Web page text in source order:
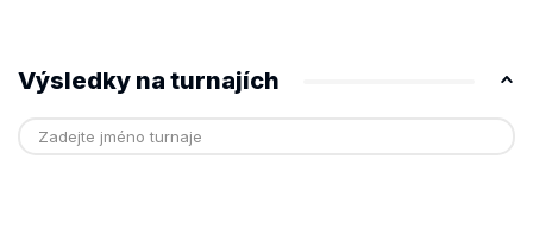
Výsledky na turnajích